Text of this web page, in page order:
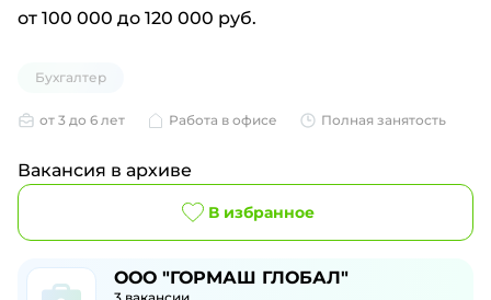
от 100 000 до 120 000 руб.
Бухгалтер
от 3 до 6 лет Работа в офисе Полная занятость
Вакансия в архиве
В избранное
ООО "ГОРМАШ ГЛОБАЛ"